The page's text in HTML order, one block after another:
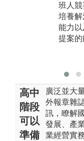
班人競
培養解
能力以
提案的
高中
階段
可以
準備
廣泛並大
外報章雜
訊，瞭解
發展、產
業經營實